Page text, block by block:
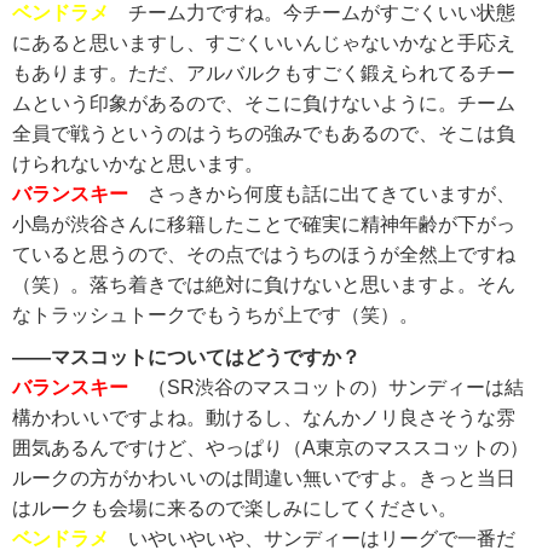
ベンドラメ
チーム力ですね。今チームがすごくいい状態
にあると思いますし、すごくいいんじゃないかなと手応え
もあります。ただ、アルバルクもすごく鍛えられてるチー
ムという印象があるので、そこに負けないように。チーム
全員で戦うというのはうちの強みでもあるので、そこは負
けられないかなと思います。
バランスキー さっきから何度も話に出てきていますが、
小島が渋谷さんに移籍したことで確実に精神年齢が下がっ
ていると思うので、その点ではうちのほうが全然上ですね
（笑）。落ち着きでは絶対に負けないと思いますよ。そん
なトラッシュトークでもうちが上です（笑）。
――マスコットについてはどうですか？
バランスキー （SR渋谷のマスコットの）サンディーは結
構かわいいですよね。動けるし、なんかノリ良さそうな雰
囲気あるんですけど、やっぱり（A東京のマススコットの）
ルークの方がかわいいのは間違い無いですよ。きっと当日
はルークも会場に来るので楽しみにしてください。
ベンドラメ
いやいやいや、サンディーはリーグで一番だ